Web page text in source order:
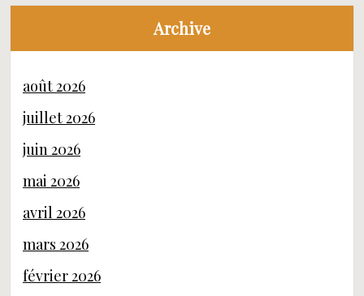
Archive
août 2026
juillet 2026
juin 2026
mai 2026
avril 2026
mars 2026
février 2026